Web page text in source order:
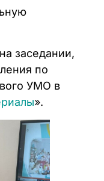
заседании,
по
УМО в
».